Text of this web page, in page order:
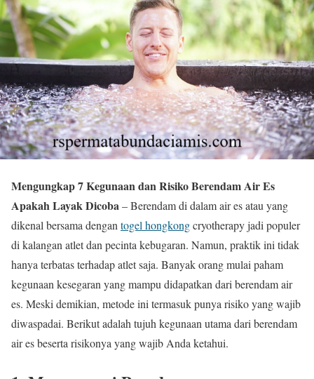
Mengungkap 7 Kegunaan dan Risiko Berendam Air Es
Apakah Layak Dicoba– Berendam di dalam air es atau yang
dikenal bersama dengan togel hongkongcryotherapy jadi populer
di kalangan atlet dan pecinta kebugaran. Namun, praktik ini tidak
hanya terbatas terhadap atlet saja. Banyak orang mulai paham
kegunaan kesegaran yang mampu didapatkan dari berendam air
es. Meski demikian, metode ini termasuk punya risiko yang wajib
diwaspadai. Berikut adalah tujuh kegunaan utama dari berendam
air es beserta risikonya yang wajib Anda ketahui.